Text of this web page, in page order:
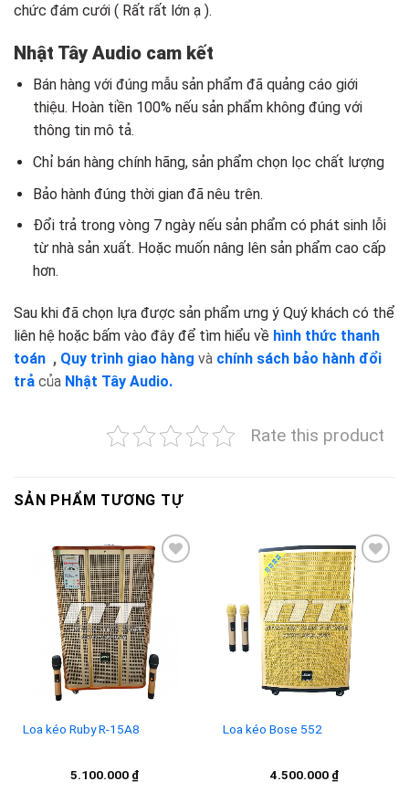
chức đám cưới ( Rất rất lớn ạ ).
Nhật Tây Audio cam kết
Bán hàng với đúng mẫu sản phẩm đã quảng cáo giới
thiệu. Hoàn tiền 100% nếu sản phẩm không đúng với
thông tin mô tả.
Chỉ bán hàng chính hãng, sản phẩm chọn lọc chất lượng
Bảo hành đúng thời gian đã nêu trên.
Đổi trả trong vòng 7 ngày nếu sản phẩm có phát sinh lỗi
từ nhà sản xuất. Hoặc muốn nâng lên sản phẩm cao cấp
hơn.
Sau khi đã chọn lựa được sản phẩm ưng ý Quý khách có thể
liên hệ hoặc bấm vào đây để tìm hiểu về hình thức thanh
toán , Quy trình giao hàng và chính sách bảo hành đổi
trả của Nhật Tây Audio.
Rate this product
SẢN PHẨM TƯƠNG TỰ
Add to
wishlist
Loa kéo Ruby R-15A8
5.100.000 ₫
Add to
wishlist
Loa kéo Bose 552
4.500.000 ₫